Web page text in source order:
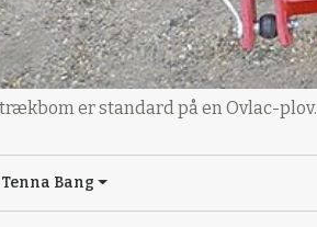
er standard på en Ovlac-plov.
Tenna Bang